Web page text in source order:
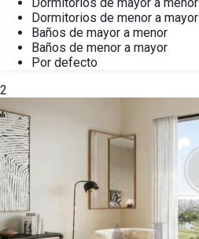
Dormitorios de menor a mayor
Baños de mayor a menor
Baños de menor a mayor
Por defecto
2